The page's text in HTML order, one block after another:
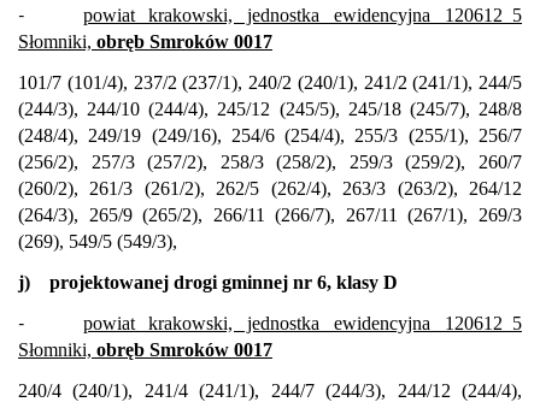
-
powiat krakowski, jednostka ewidencyjna 120612_5
Słomniki, obręb Smroków 0017
101/7 (101/4), 237/2 (237/1), 240/2 (240/1), 241/2 (241/1), 244/5
(244/3), 244/10 (244/4), 245/12 (245/5), 245/18 (245/7), 248/8
(248/4), 249/19 (249/16), 254/6 (254/4), 255/3 (255/1), 256/7
(256/2), 257/3 (257/2), 258/3 (258/2), 259/3 (259/2), 260/7
(260/2), 261/3 (261/2), 262/5 (262/4), 263/3 (263/2), 264/12
(264/3), 265/9 (265/2), 266/11 (266/7), 267/11 (267/1), 269/3
(269), 549/5 (549/3),
j)
projektowanej drogi gminnej nr 6, klasy D
-
powiat krakowski, jednostka ewidencyjna 120612_5
Słomniki, obręb Smroków 0017
240/4 (240/1), 241/4 (241/1), 244/7 (244/3), 244/12 (244/4),